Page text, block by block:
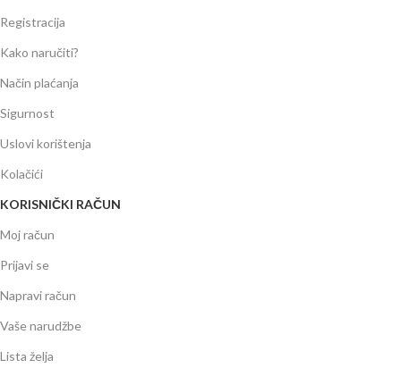
Registracija
Kako naručiti?
Način plaćanja
Sigurnost
Uslovi korištenja
Kolačići
KORISNIČKI RAČUN
Moj račun
Prijavi se
Napravi račun
Vaše narudžbe
Lista želja